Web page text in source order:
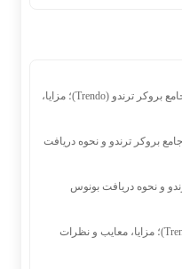
بررسی جامع بروکر ترندو (Trendo)؛ مزایا،
بروکر ترندو و نحوه دریافت
و نحوه دریافت بونوس
بررسی جامع بروکر ترندو (Trendo)؛ مزایا، معایب و نظرات